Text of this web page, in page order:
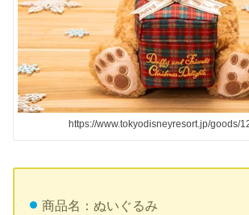
https://www.tokyodisneyresort.jp/goods/
商品名：ぬいぐるみ